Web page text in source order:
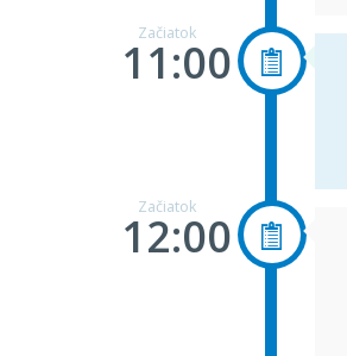
Začiatok
11:00
Začiatok
12:00